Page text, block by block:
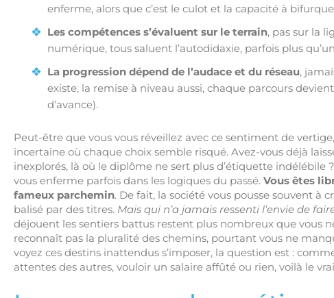
enferme, alors que c’est le culot et la capacité à
Les compétences s’évaluent sur le terrain, pas sur la
numérique, tous saluent l’autodidaxie, parfois plus
La progression dépend de l’audace et du réseau,
existe, la remise à niveau aussi, chaque parcours
d’avance).
Peut-être que vous vous réveillez avec ce sentiment de
incertaine où chaque choix semble risqué. Avez-vous déjà
inexplorés, là où le diplôme ne sert plus d’étiquette indélébile
vous enferme parfois dans les logiques du passé. Vous êtes
fameux parchemin. De fait, la société vous pousse souvent à
balisé par des titres. Mais qui n’a jamais ressenti l’envie de
déjouent les sentiers battus restent plus nombreux que vous
reconnaît pas la pluralité des chemins, pourtant vous ne
voyez ces destins inattendus s’imposer, la question est :
attentes des autres, vouloir un salaire affûté ou rien, voilà le